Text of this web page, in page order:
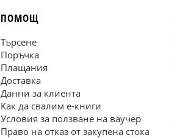
ПОМОЩ
Търсене
Поръчка
Плащания
Доставка
Данни за клиента
Как да свалим е-книги
Условия за ползване на ваучер
Право на отказ от закупена стока